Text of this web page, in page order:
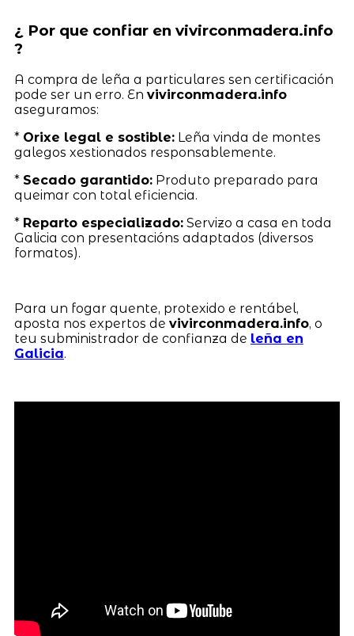
¿ Por que confiar en vivirconmadera.info
?
A compra de leña a particulares sen certificación
pode ser un erro. En vivirconmadera.info
aseguramos:
* Orixe legal e sostible:Leña vinda de montes
galegos xestionados responsablemente.
* Secado garantido:Produto preparado para
queimar con total eficiencia.
* Reparto especializado:Servizo a casa en toda
Galicia con presentacións adaptados (diversos
formatos).
Para un fogar quente, protexido e rentábel,
aposta nos expertos de vivirconmadera.info, o
teu subministrador de confianza de leña en
Galicia.